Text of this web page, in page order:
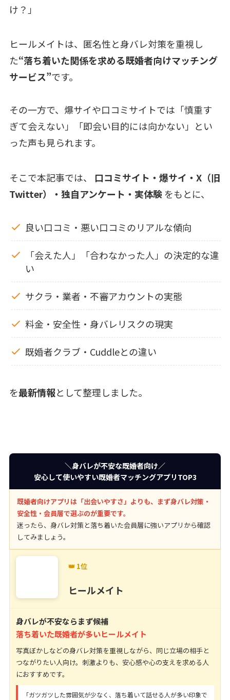
け？」
ヒールメイトは、匿名性と身バレ対策を重視し
た“落ち着いた関係を求める既婚者向けマッチング
サービス”です。
その一方で、爆サイや口コミサイトでは「慎重す
ぎて会えない」「即会い目的には向かない」とい
った声も見られます。
そこで本記事では、
口コミサイト・爆サイ・X（旧
Twitter）・独自アンケート・実体験をもとに、
良い口コミ・悪い口コミのリアルな傾向
「会えた人」「合わなかった人」の決定的な違
い
サクラ・業者・不審アカウントの実態
料金・安全性・身バレリスクの現実
既婚者クラブ・Cuddleとの違い
を最新情報として整理しました。
＼身バレが不安な既婚者向け／
安心して使いやすい既婚者マッチングアプリTOP3
既婚者向けアプリは「出会いやすさ」よりも、まず身バレ対策・
安全性・会員層で選ぶのが重要です。
迷ったら、身バレ対策と落ち着いた会員層に強いアプリから確認
してみましょう。
👑 1位
ヒールメイト
身バレが不安ならまず候補
落ち着いた既婚者が多いヒールメイト
写真ぼかしなどの身バレ対策を重視しながら、同じ立場の相手と
つながりたい人向け。刺激よりも、安心感や心の支えを求める人
におすすめです。
「ガツガツした雰囲気が少なく、落ち着いて話せる人が多い印象で